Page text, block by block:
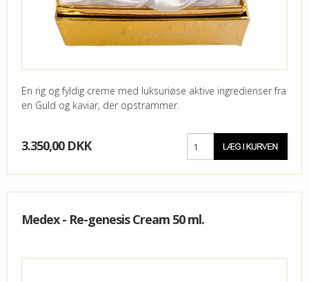
En rig og fyldig creme med luksuriøse aktive ingredienser fra
en Guld og kaviar, der opstrammer.
3.350,00 DKK
Medex - Re-genesis Cream 50 ml.